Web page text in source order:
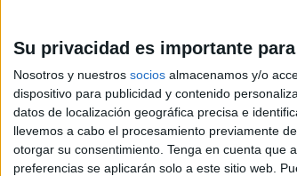
Su privacidad es importante
Nosotros y nuestros socios almacenamos y/o
dispositivo para publicidad y contenido
datos de localización geográfica precisa e
llevemos a cabo el procesamiento previamente
otorgar su consentimiento. Tenga en cuenta que
preferencias se aplicarán solo a este sitio web.